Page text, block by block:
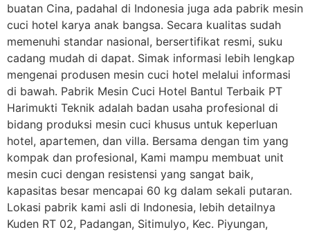
buatan Cina, padahal di Indonesia juga ada pabrik mesin
cuci hotel karya anak bangsa. Secara kualitas sudah
memenuhi standar nasional, bersertifikat resmi, suku
cadang mudah di dapat. Simak informasi lebih lengkap
mengenai produsen mesin cuci hotel melalui informasi
di bawah. Pabrik Mesin Cuci Hotel Bantul Terbaik PT
Harimukti Teknik adalah badan usaha profesional di
bidang produksi mesin cuci khusus untuk keperluan
hotel, apartemen, dan villa. Bersama dengan tim yang
kompak dan profesional, Kami mampu membuat unit
mesin cuci dengan resistensi yang sangat baik,
kapasitas besar mencapai 60 kg dalam sekali putaran.
Lokasi pabrik kami asli di Indonesia, lebih detailnya
Kuden RT 02, Padangan, Sitimulyo, Kec. Piyungan,